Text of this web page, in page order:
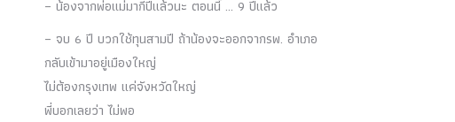
– น้องจากพ่อแม่มากี่ปีแล้วนะ ตอนนี้ … 9 ปีแล้ว
– จบ 6 ปี บวกใช้ทุนสามปี ถ้าน้องจะออกจากรพ. อำเภอ
กลับเข้ามาอยู่เมืองใหญ่
ไม่ต้องกรุงเทพ แค่จังหวัดใหญ่
พี่บอกเลยว่า ไม่พอ